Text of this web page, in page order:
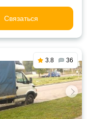
Связаться
3.8 36